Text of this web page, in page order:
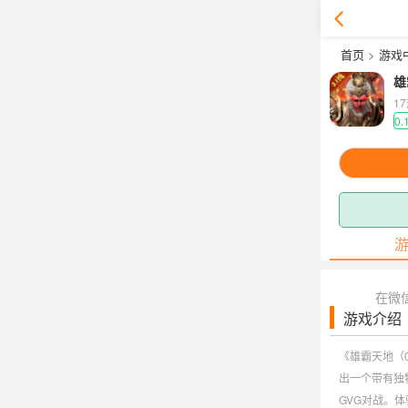
首页 >游戏
在微
游戏介绍
《雄霸天地
出一个带有
GVG对战。